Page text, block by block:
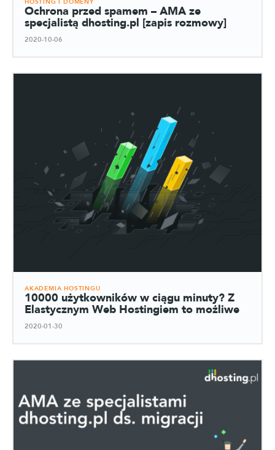
HOSTING I DOMENY
Ochrona przed spamem – AMA ze
specjalistą dhosting.pl [zapis rozmowy]
2020-10-06
AKADEMIA HOSTINGU
10000 użytkowników w ciągu minuty? Z
Elastycznym Web Hostingiem to możliwe
2020-01-30